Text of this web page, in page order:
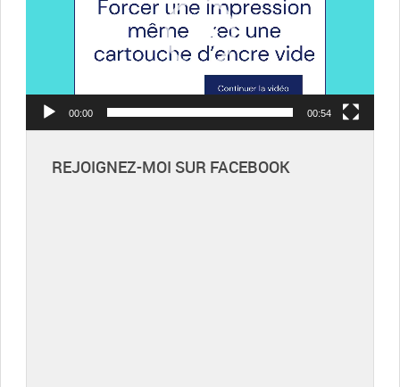
00:00 00:54
REJOIGNEZ-MOI SUR FACEBOOK